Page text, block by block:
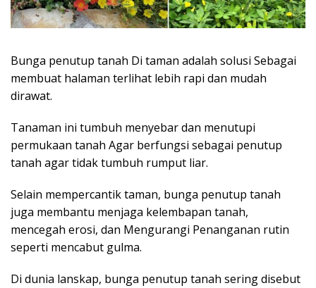
Bunga penutup tanah Di taman adalah solusi Sebagai
membuat halaman terlihat lebih rapi dan mudah
dirawat.
Tanaman ini tumbuh menyebar dan menutupi
permukaan tanah Agar berfungsi sebagai penutup
tanah agar tidak tumbuh rumput liar.
Selain mempercantik taman, bunga penutup tanah
juga membantu menjaga kelembapan tanah,
mencegah erosi, dan Mengurangi Penanganan rutin
seperti mencabut gulma.
Di dunia lanskap, bunga penutup tanah sering disebut